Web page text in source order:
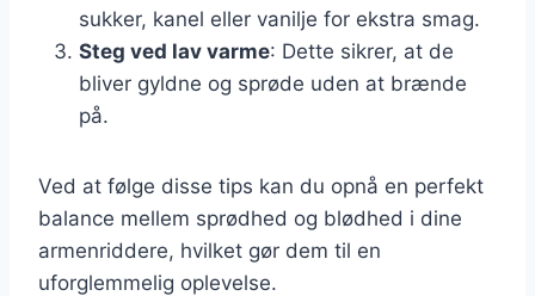
sukker, kanel eller vanilje for ekstra smag.
Steg ved lav varme: Dette sikrer, at de
bliver gyldne og sprøde uden at brænde
på.
Ved at følge disse tips kan du opnå en perfekt
balance mellem sprødhed og blødhed i dine
armenriddere, hvilket gør dem til en
uforglemmelig oplevelse.